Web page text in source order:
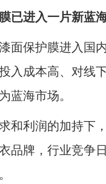
已进入一片新蓝
保护膜进入国内
入成本高、对线
蓝海市场。
利润的加持下，
品牌，行业竞争